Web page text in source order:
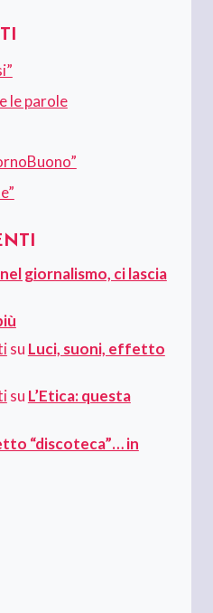
le parole
giornalismo, ci lascia
su Luci, suoni, effetto
su L’Etica: questa
“discoteca”… in